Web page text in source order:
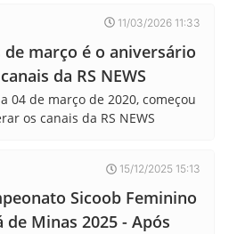
11/03/2026 11:33
de março é o aniversário
da RS NEWS
04 de março de 2020, começou
os canais da RS NEWS
15/12/2025 15:13
Sicoob Feminino
de Minas 2025 - Após